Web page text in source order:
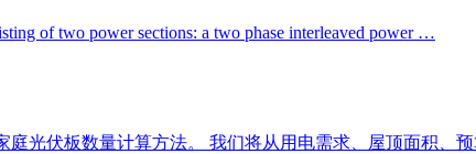
of two power sections: a two phase interleaved power …
光伏板数量计算方法。 我们将从用电需求、屋顶面积、